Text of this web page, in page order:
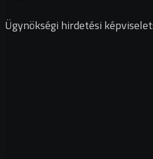
Ügynökségi hirdetési képviselet: